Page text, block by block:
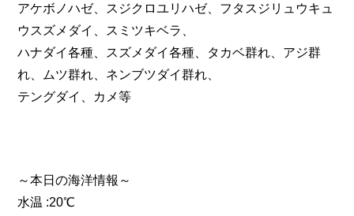
アケボノハゼ、スジクロユリハゼ、フタスジリュウキュ
ウスズメダイ、スミツキベラ、
ハナダイ各種、スズメダイ各種、タカベ群れ、アジ群
れ、ムツ群れ、ネンブツダイ群れ、
テングダイ、カメ等
～本日の海洋情報～
水温 :20℃